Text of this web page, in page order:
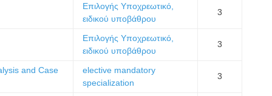
Επιλογής Υποχρεωτικό,
ειδικού υποβάθρου
3
Επιλογής Υποχρεωτικό,
ειδικού υποβάθρου
3
and Case
elective mandatory
specialization
3